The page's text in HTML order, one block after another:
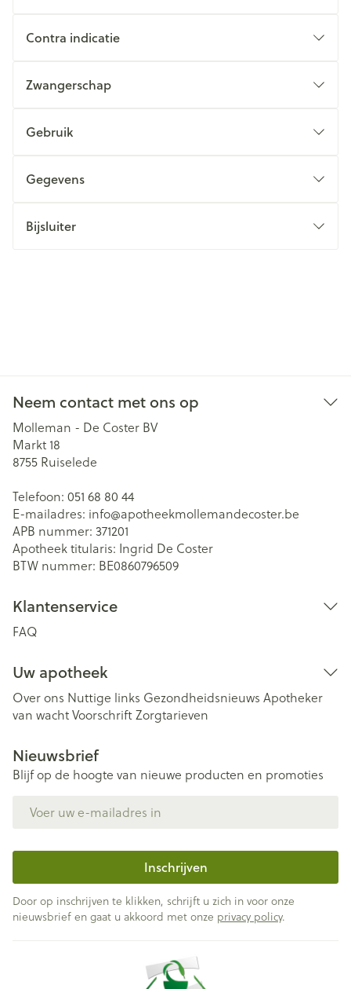
Contra indicatie
Zwangerschap
Gebruik
Gegevens
Bijsluiter
Neem contact met ons op
Molleman - De Coster BV
Markt 18
8755 Ruiselede
Telefoon: 051 68 80 44
E-mailadres: info@apotheekmollemandecoster.be
APB nummer: 371201
Apotheek titularis: Ingrid De Coster
BTW nummer: BE0860796509
Klantenservice
FAQ
Uw apotheek
Over ons Nuttige links Gezondheidsnieuws Apotheker
van wachtVoorschriftZorgtarieven
Nieuwsbrief
Blijf op de hoogte van nieuwe producten en promoties
Inschrijven
Door op inschrijven te klikken, schrijft u zich in voor onze
nieuwsbrief en gaat u akkoord met onze privacy policy.